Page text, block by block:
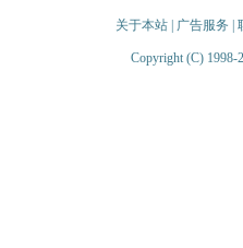
关于本站| 广告服务
Copyright (C) 1998-